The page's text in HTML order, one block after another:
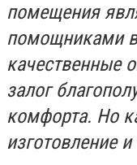
помещения
помощниками
качественные
залог
комфорта. Но
изготовление